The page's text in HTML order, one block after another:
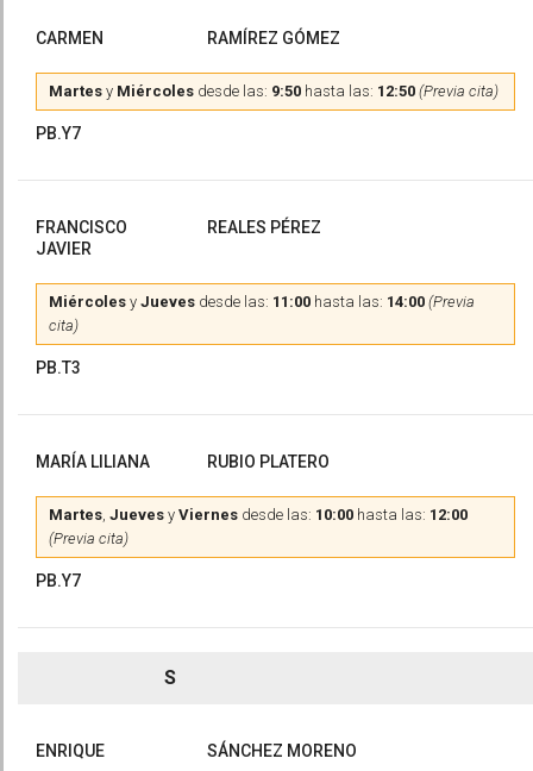
CARMEN RAMÍREZ GÓMEZ
Martes y Miércoles desde las: 9:50 hasta las: 12:50 (Previa cita)
PB.Y7
FRANCISCO
JAVIER
REALES PÉREZ
Miércoles y Jueves desde las: 11:00 hasta las: 14:00 (Previa
cita)
PB.T3
MARÍA LILIANA RUBIO PLATERO
Martes, Jueves y Viernes desde las: 10:00 hasta las: 12:00
(Previa cita)
PB.Y7
S
ENRIQUE SÁNCHEZ MORENO